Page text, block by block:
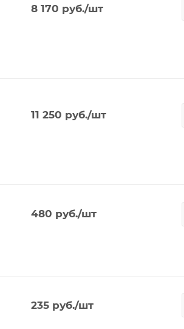
8 170 руб./шт
11 250 руб./шт
480 руб./шт
235руб./шт